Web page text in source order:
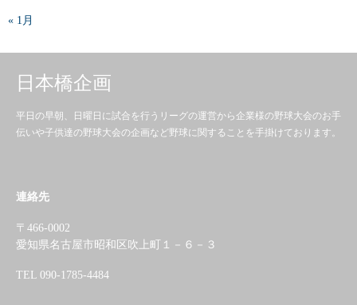
« 1月
日本橋企画
平日の早朝、日曜日に試合を行うリーグの運営から企業様の野球大会のお手
伝いや子供達の野球大会の企画など野球に関することを手掛けております。
連絡先
〒466-0002
愛知県名古屋市昭和区吹上町１－６－３
TEL 090-1785-4484